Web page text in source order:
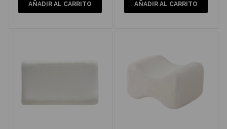
AÑADIR AL CARRITO AÑADIR AL CARRITO